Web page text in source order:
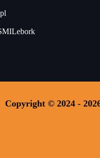
Copyright © 2024 -